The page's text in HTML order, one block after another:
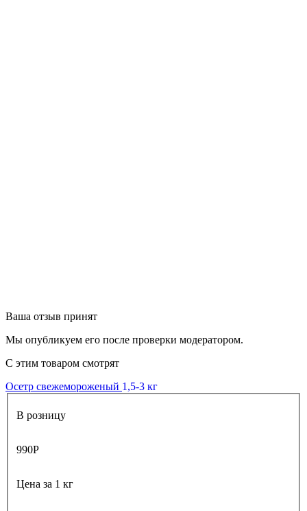
Ваша отзыв принят
Мы опубликуем его после проверки модератором.
С этим товаром смотрят
Осетр свежемороженый 1,5-3 кг
В розницу
990Р
Цена за 1 кг